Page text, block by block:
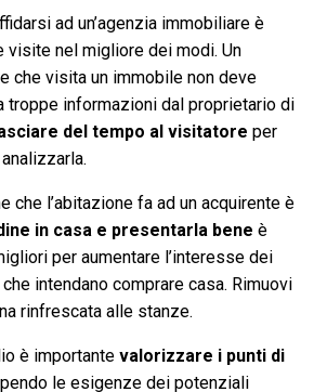
ad un’agenzia immobiliare è
visite nel migliore dei modi. Un
che visita un immobile non deve
troppe informazioni dal proprietario di
del tempo al visitatore per
che l’abitazione fa ad un acquirente è
in casa e presentarla bene è
per aumentare l’interesse dei
intendano comprare casa. Rimuovi
rinfrescata alle stanze.
è importante valorizzare i punti di
le esigenze dei potenziali